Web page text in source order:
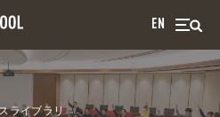
EN
ライブラリ